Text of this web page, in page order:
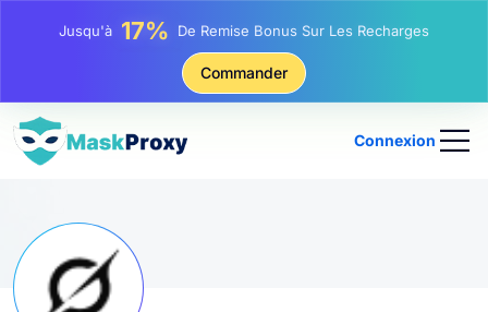
Jusqu'à25%Remise Sur Les Achats Statiques IP
Remise Sur Les Achats Tournants IP
Commander
Connexion